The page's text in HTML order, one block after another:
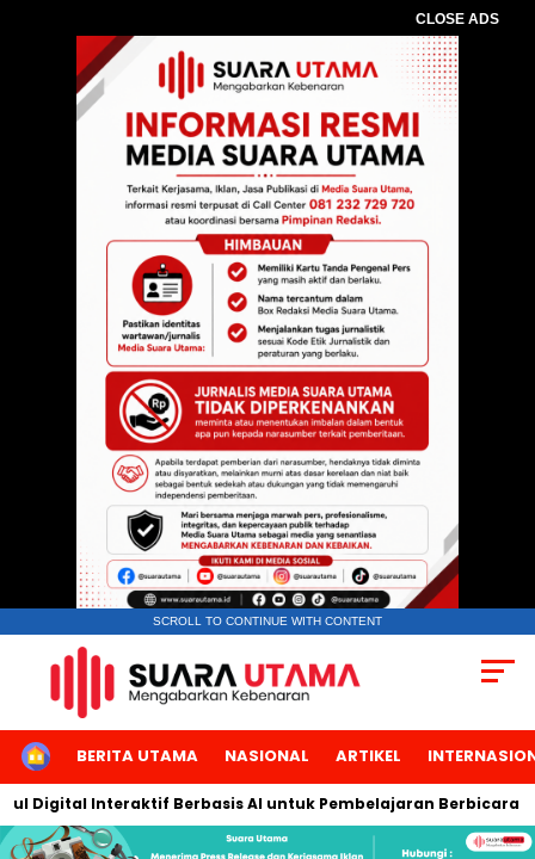
CLOSE ADS
SCROLL TO CONTINUE WITH CONTENT
HOMEBERITA UTAMA NASIONAL ARTIKEL
Interaktif Berbasis AI untuk Pembelajaran Berbicara